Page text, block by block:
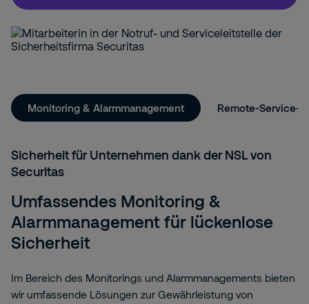
Monitoring & Alarmmanagement Remote-Service-
Sicherheit für Unternehmen dank der NSL von
Securitas
Umfassendes Monitoring &
Alarmmanagement für lückenlose
Sicherheit
Im Bereich des Monitorings und Alarmmanagements bieten
wir umfassende Lösungen zur Gewährleistung von